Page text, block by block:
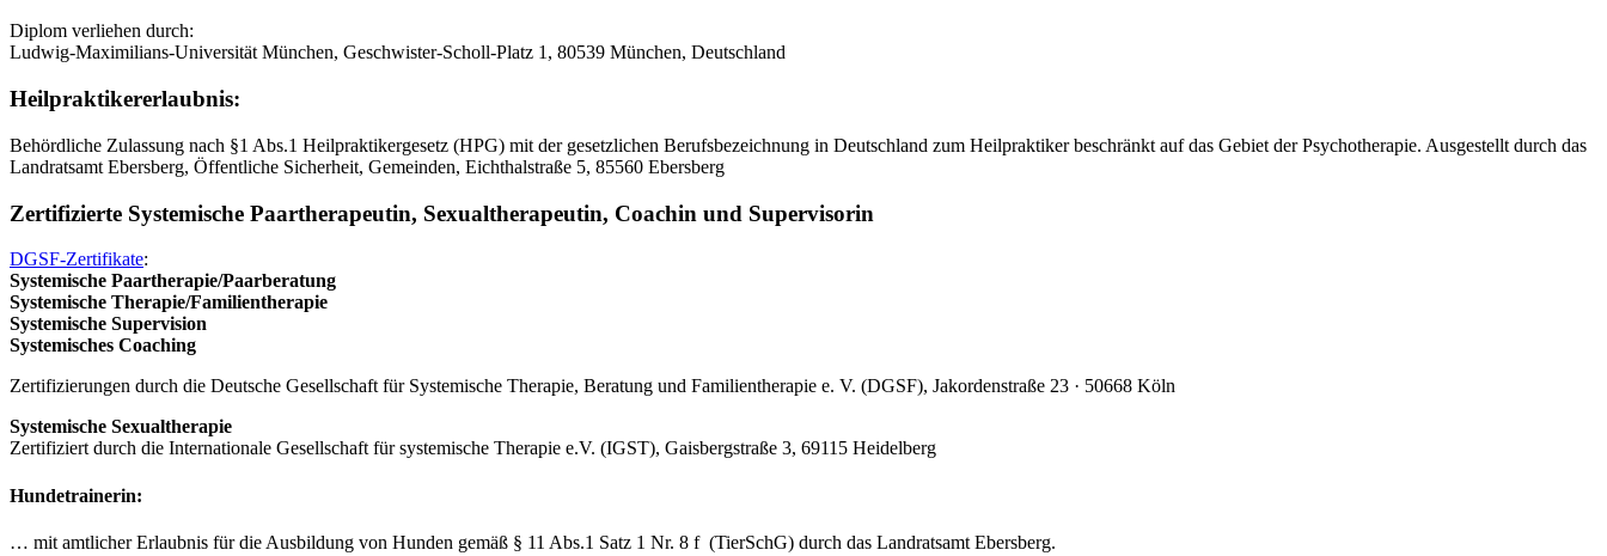
Diplom verliehen durch:
Ludwig-Maximilians-Universität München, Geschwister-Scholl-Platz 1, 80539 München, Deutschland
Heilpraktikererlaubnis:
Behördliche Zulassung nach §1 Abs.1 Heilpraktikergesetz (HPG) mit der gesetzlichen Berufsbezeichnung in Deutschland zum Heilpraktiker beschränkt auf das Gebiet der Psychotherapie. Ausgestellt durch das
Landratsamt Ebersberg, Öffentliche Sicherheit, Gemeinden, Eichthalstraße 5, 85560 Ebersberg
Zertifizierte Systemische Paartherapeutin, Sexualtherapeutin, Coachin und Supervisorin
DGSF-Zertifikate:
Systemische Paartherapie/Paarberatung
Systemische Therapie/Familientherapie
Systemische Supervision
Systemisches Coaching
Zertifizierungen durch die Deutsche Gesellschaft für Systemische Therapie, Beratung und Familientherapie e. V. (DGSF), Jakordenstraße 23 · 50668 Köln
Systemische Sexualtherapie
Zertifiziert durch die Internationale Gesellschaft für systemische Therapie e.V. (IGST), Gaisbergstraße 3, 69115 Heidelberg
Hundetrainerin:
… mit amtlicher Erlaubnis für die Ausbildung von Hunden gemäß § 11 Abs.1 Satz 1 Nr. 8 f (TierSchG) durch das Landratsamt Ebersberg.